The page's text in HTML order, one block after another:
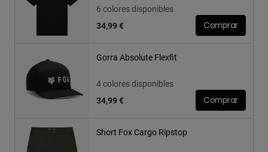
6 colores disponibles
34,99 €
Comprar
Gorra Absolute Flexfit
4 colores disponibles
34,99 €
Comprar
Short Fox Cargo Ripstop